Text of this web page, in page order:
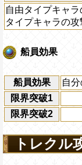
自由タイプキャ
タイプキャラの
船員効果
船員効果
自
限界突破1
限界突破2
トレクル